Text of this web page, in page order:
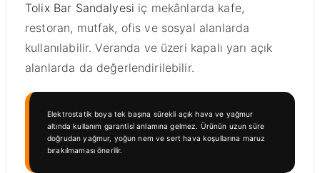
Tolix Bar Sandalyesi iç mekânlarda kafe,
restoran, mutfak, ofis ve sosyal alanlarda
kullanılabilir. Veranda ve üzeri kapalı yarı açık
alanlarda da değerlendirilebilir.
Elektrostatik boya tek başına sürekli açık hava ve yağmur
altında kullanım garantisi anlamına gelmez. Ürünün uzun süre
doğrudan yağmur, yoğun nem ve sert hava koşullarına maruz
bırakılmaması önerilir.